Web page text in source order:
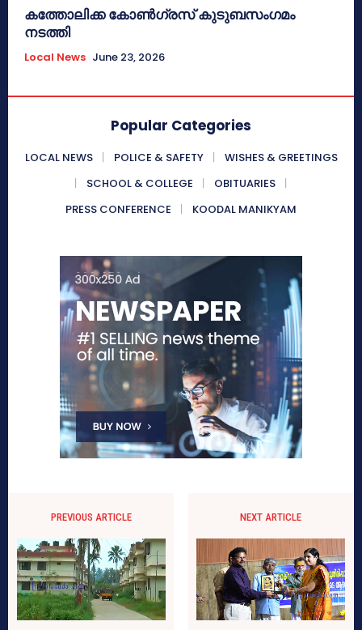
കത്തോലിക്ക കോൺഗ്രസ് കുടുബസംഗമം
നടത്തി
Local News June 23, 2026
Popular Categories
LOCAL NEWS POLICE & SAFETY
WISHES & GREETINGS
SCHOOL & COLLEGE
OBITUARIES
PRESS CONFERENCE
KOODAL MANIKYAM
PREVIOUS ARTICLE NEXT ARTICLE